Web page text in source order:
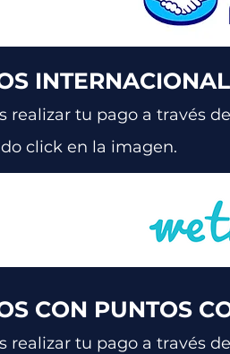
realizar tu pago a través
click en la imagen.
CON PUNTOS
realizar tu pago a través